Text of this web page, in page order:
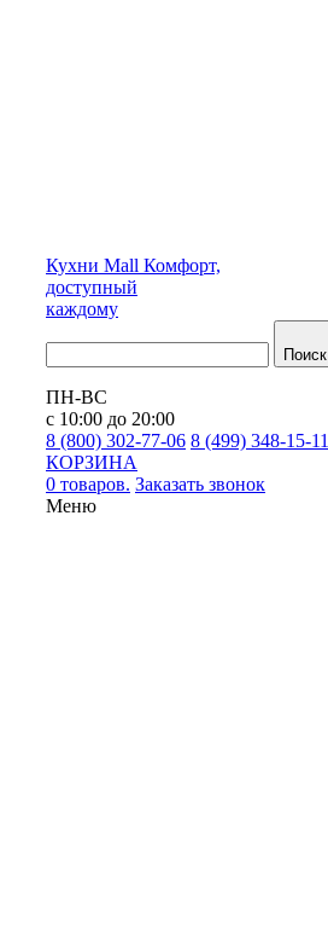
Кухни Mall Комфорт,
доступный
каждому
Поиск
ПН-ВС
с 10:00 до 20:00
8 (800) 302-77-06 8 (499) 348-15-11
КОРЗИНА
0 товаров. Заказать звонок
Меню